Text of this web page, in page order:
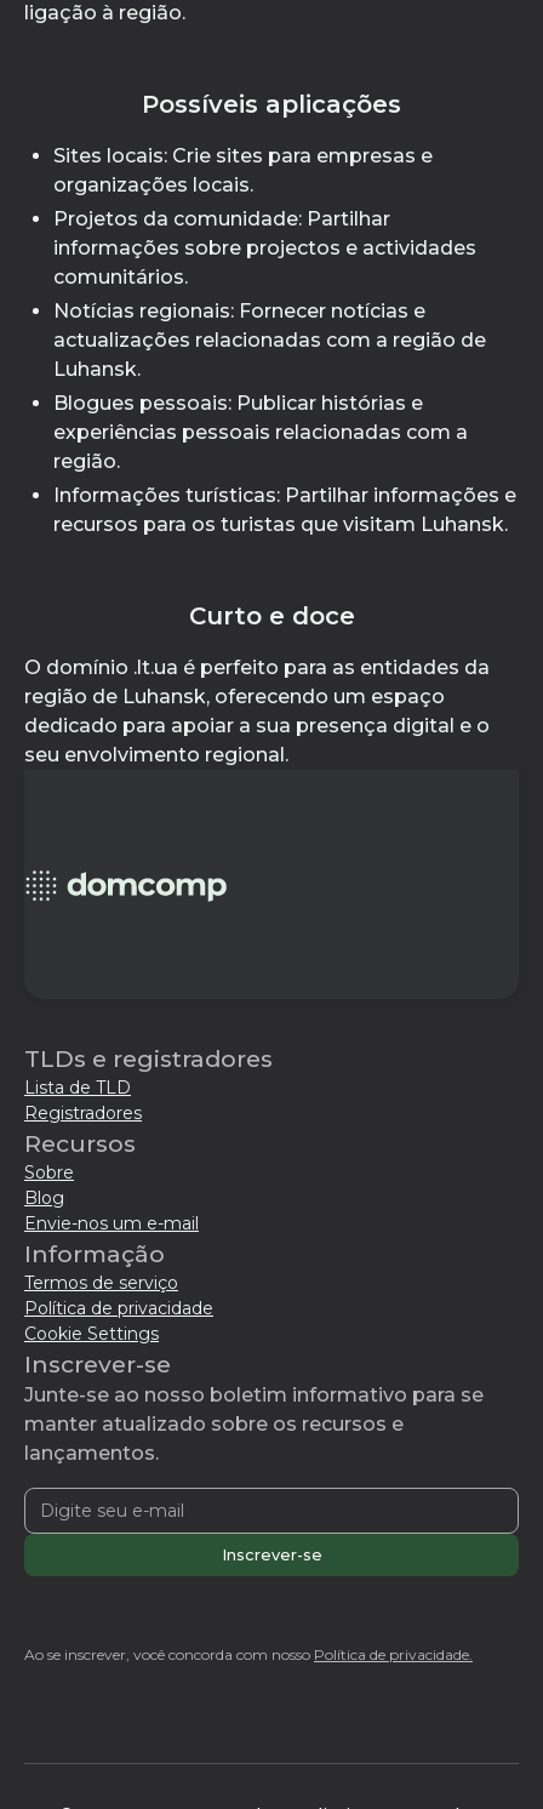
ligação à região.
Possíveis aplicações
Sites locais: Crie sites para empresas e
organizações locais.
Projetos da comunidade: Partilhar
informações sobre projectos e actividades
comunitários.
Notícias regionais: Fornecer notícias e
actualizações relacionadas com a região de
Luhansk.
Blogues pessoais: Publicar histórias e
experiências pessoais relacionadas com a
região.
Informações turísticas: Partilhar informações e
recursos para os turistas que visitam Luhansk.
Curto e doce
O domínio .lt.ua é perfeito para as entidades da
região de Luhansk, oferecendo um espaço
dedicado para apoiar a sua presença digital e o
seu envolvimento regional.
TLDs e registradores
Lista de TLD
Registradores
Recursos
Sobre
Blog
Envie-nos um e-mail
Informação
Termos de serviço
Política de privacidade
Cookie Settings
Inscrever-se
Junte-se ao nosso boletim informativo para se
manter atualizado sobre os recursos e
lançamentos.
Ao se inscrever, você concorda com nosso Política de privacidade.